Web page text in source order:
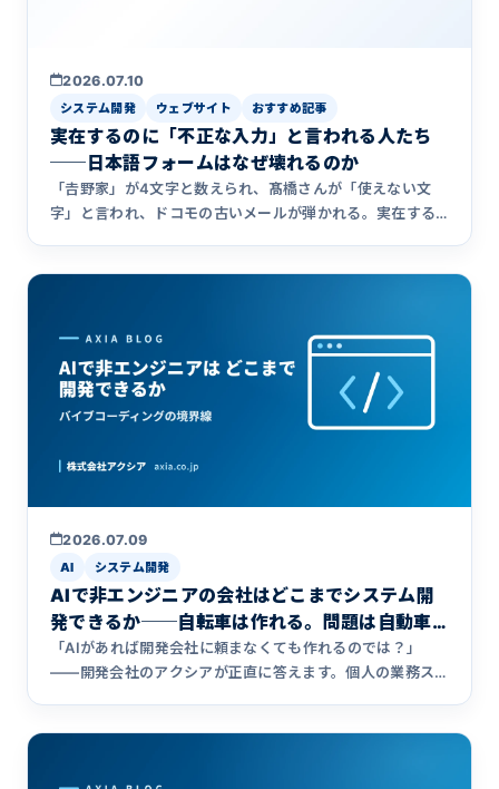
2026.07.10
システム開発 ウェブサイト おすすめ記事
実在するのに「不正な入力」と言われる人たち
──日本語フォームはなぜ壊れるのか
「𠮷野家」が4文字と数えられ、髙橋さんが「使えない文
字」と言われ、ドコモの古いメールが弾かれる。実在する
2026.07.09
AI システム開発
AIで非エンジニアの会社はどこまでシステム開
発できるか──自転車は作れる。問題は自動車
からだ
「AIがあれば開発会社に頼まなくても作れるのでは？」
——開発会社のアクシアが正直に答えます。個人の業務ス